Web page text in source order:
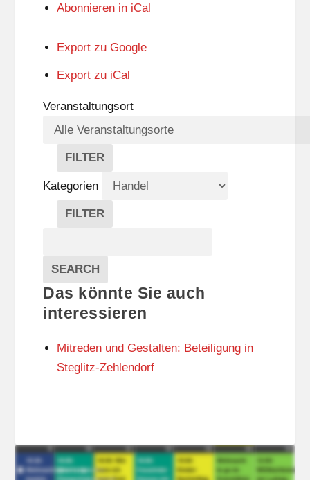
Abonnieren in iCal
Export zu Google
Export zu iCal
Veranstaltungsort
FILTER
V
E
R
A
A
L
T
U
N
S
O
Kategorien
FILTER
E
G
O
R
N
Veranstaltungen
SEARCH
Das könnte Sie auch
interessieren
Mitreden und Gestalten: Beteiligung in
Steglitz-Zehlendorf